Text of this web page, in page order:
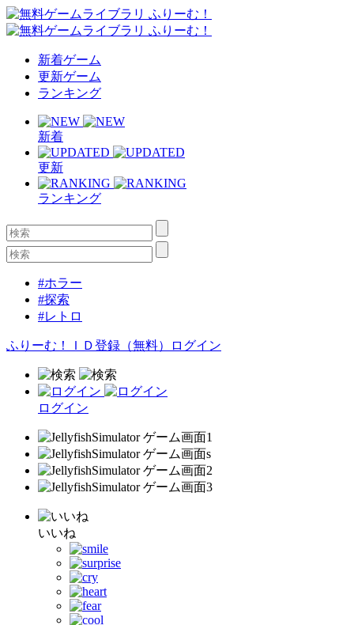
新着ゲーム
更新ゲーム
ランキング
新着
更新
ランキング
#ホラー
#探索
#レトロ
ふりーむ！ＩＤ登録（無料） ログイン
ログイン
いいね